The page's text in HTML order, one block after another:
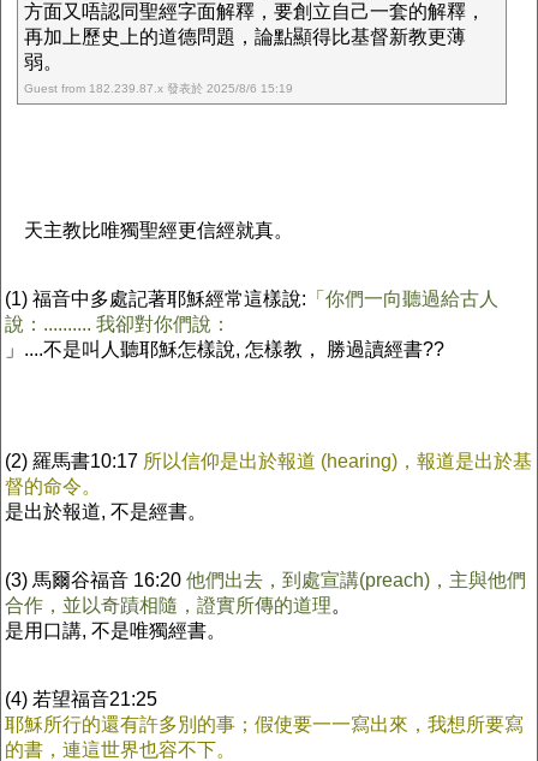
方面又唔認同聖經字面解釋，要創立自己一套的解釋，
再加上歷史上的道德問題，論點顯得比基督新教更薄
弱。
Guest from 182.239.87.x 發表於 2025/8/6 15:19
天主教比唯獨聖經更信經就真。
(1) 福音中多處記著耶穌經常這樣說: 「你們一向聽過給古人
說：.......... 我卻對你們說：
」....不是叫人聽耶穌怎樣說, 怎樣教， 勝過讀經書??
(2) 羅馬書10:17 所以信仰是出於報道 (hearing)，報道是出於基
督的命令。
是出於報道, 不是經書。
(3) 馬爾谷福音 16:20 他們出去，到處宣講(preach)，主與他們
合作，並以奇蹟相隨，證實所傳的道理。
是用口講, 不是唯獨經書。
(4) 若望福音21:25
耶穌所行的還有許多別的事；假使要一一寫出來，我想所要寫
的書，連這世界也容不下。